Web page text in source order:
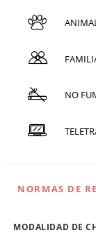
NO
NORMAS DE
MODALIDAD DE